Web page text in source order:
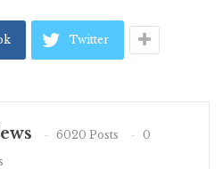
Twitter
6020 Posts
0